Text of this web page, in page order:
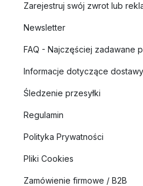
Zarejestruj swój zwrot lub
Newsletter
FAQ - Najczęściej zadawane
Informacje dotyczące dostawy
Śledzenie przesyłki
Regulamin
Polityka Prywatności
Pliki Cookies
Zamówienie firmowe / B2B